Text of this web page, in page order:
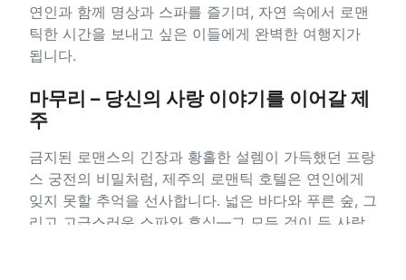
연인과 함께 명상과 스파를 즐기며, 자연 속에서 로맨
틱한 시간을 보내고 싶은 이들에게 완벽한 여행지가
됩니다.
마무리 – 당신의 사랑 이야기를 이어갈 제
주
금지된 로맨스의 긴장과 황홀한 설렘이 가득했던 프랑
스 궁전의 비밀처럼, 제주의 로맨틱 호텔은 연인에게
잊지 못할 추억을 선사합니다. 넓은 바다와 푸른 숲, 그
리고 고급스러운 스파와 휴식—그 모든 것이 두 사람